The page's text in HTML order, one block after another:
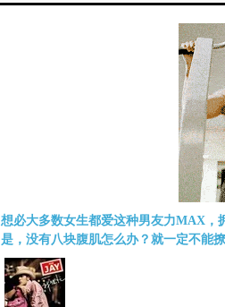
想必大多数女生都爱这种男友力MAX，
是，没有八块腹肌怎么办？就一定不能